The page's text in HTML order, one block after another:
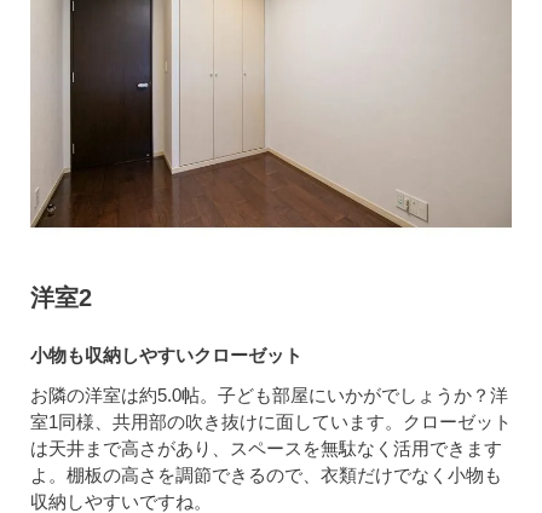
洋室2
小物も収納しやすいクローゼット
お隣の洋室は約5.0帖。子ども部屋にいかがでしょうか？洋
室1同様、共用部の吹き抜けに面しています。クローゼット
は天井まで高さがあり、スペースを無駄なく活用できます
よ。棚板の高さを調節できるので、衣類だけでなく小物も
収納しやすいですね。